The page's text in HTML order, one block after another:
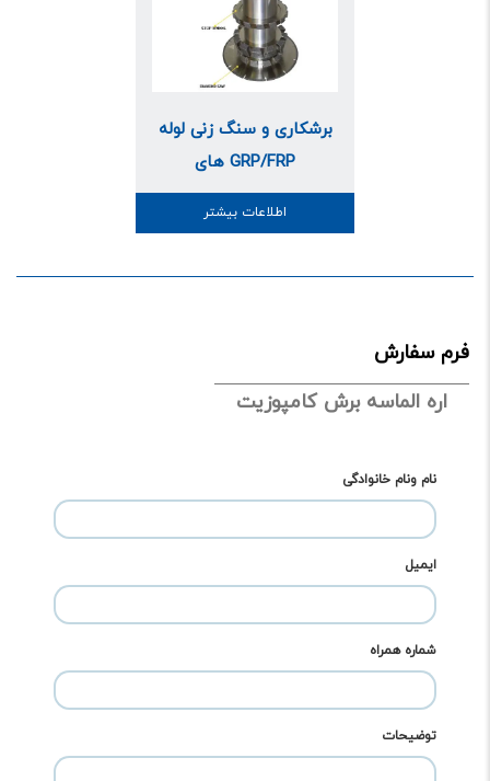
برشکاری و سنگ زنی لوله
های GRP/FRP
اطلاعات بیشتر
فرم سفارش
اره الماسه برش کامپوزیت
نام ونام خانوادگی
ایمیل
شماره همراه
توضیحات